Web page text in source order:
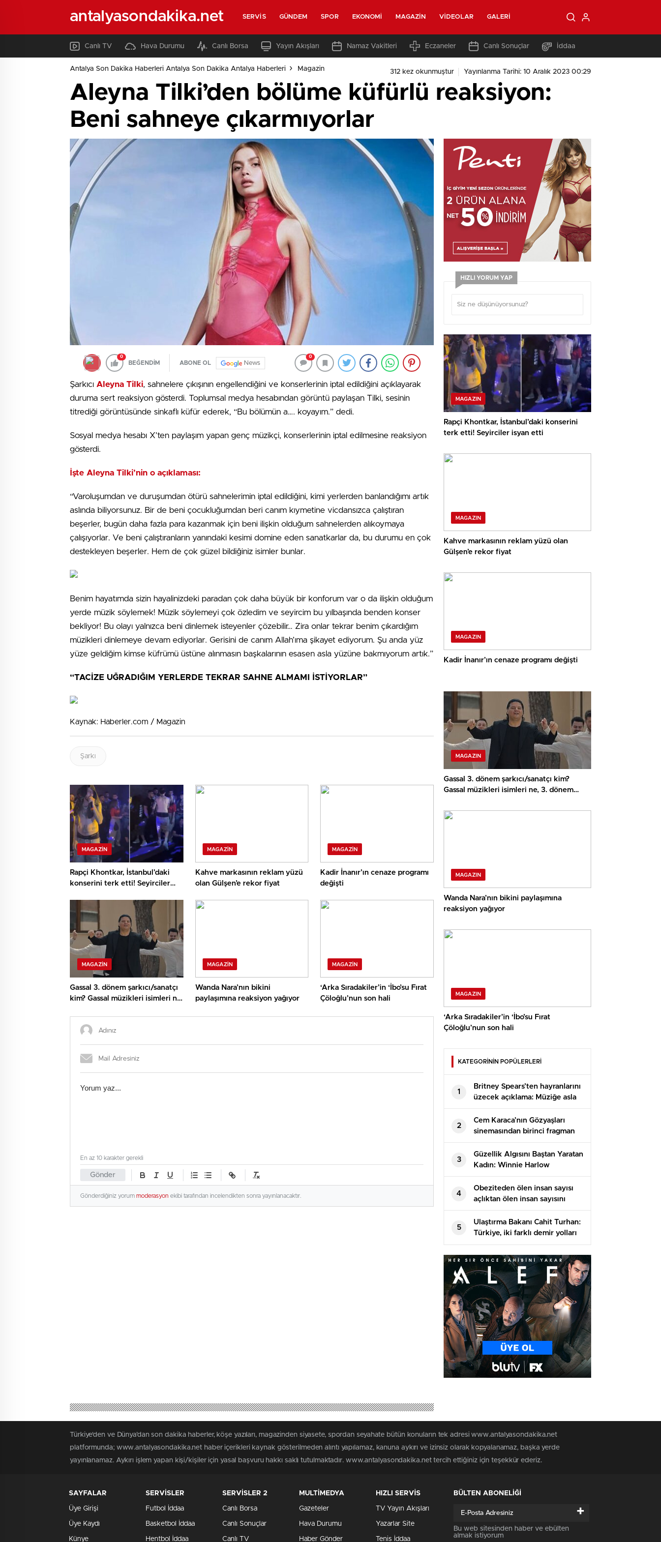
antalyasondakika.net SERVIS GÜNDEM SPOR EKONOMI MAGAZIN VIDEOLAR GALERI
Canlı TV Hava Durumu Canlı Borsa Yayın Akışları Namaz Vakitleri Eczaneler Canlı Sonuçlar İddaa
Antalya Son Dakika Haberleri Antalya Son Dakika Antalya Haberleri Magazin 312 kez okunmuştur Yayınlanma Tarihi: 10 Aralık 2023 00:29
Aleyna Tilki’den bölüme küfürlü reaksiyon:
Beni sahneye çıkarmıyorlar
0
BEĞENDİM ABONE OL News
0
Şarkıcı Aleyna Tilki, sahnelere çıkışının engellendiğini ve konserlerinin iptal edildiğini açıklayarak
duruma sert reaksiyon gösterdi. Toplumsal medya hesabından görüntü paylaşan Tilki, sesinin
titrediği görüntüsünde sinkaflı küfür ederek, “Bu bölümün a…. koyayım.” dedi.
Sosyal medya hesabı X’ten paylaşım yapan genç müzikçi, konserlerinin iptal edilmesine reaksiyon
gösterdi.
İşte Aleyna Tilki’nin o açıklaması:
“Varoluşumdan ve duruşumdan ötürü sahnelerimin iptal edildiğini, kimi yerlerden banlandığımı artık
aslında biliyorsunuz. Bir de beni çocukluğumdan beri canım kıymetine vicdansızca çalıştıran
beşerler, bugün daha fazla para kazanmak için beni ilişkin olduğum sahnelerden alıkoymaya
çalışıyorlar. Ve beni çalıştıranların yanındaki kesimi domine eden sanatkarlar da, bu durumu en çok
destekleyen beşerler. Hem de çok güzel bildiğiniz isimler bunlar.
Benim hayatımda sizin hayalinizdeki paradan çok daha büyük bir konforum var o da ilişkin olduğum
yerde müzik söylemek! Müzik söylemeyi çok özledim ve seyircim bu yılbaşında benden konser
bekliyor! Bu olayı yalnızca beni dinlemek isteyenler çözebilir… Zira onlar tekrar benim çıkardığım
müzikleri dinlemeye devam ediyorlar. Gerisini de canım Allah’ıma şikayet ediyorum. Şu anda yüz
yüze geldiğim kimse küfrümü üstüne alınmasın başkalarının esasen asla yüzüne bakmıyorum artık.”
“TACİZE UĞRADIĞIM YERLERDE TEKRAR SAHNE ALMAMI İSTİYORLAR”
Kaynak: Haberler.com / Magazin
Şarkı
MAGAZIN
Rapçi Khontkar, İstanbul’daki
konserini terk etti! Seyirciler
MAGAZIN
Kahve markasının reklam yüzü
olan Gülşen’e rekor fiyat
MAGAZIN
Kadir İnanır’ın cenaze programı
değişti
MAGAZIN
Gassal 3. dönem şarkıcı/sanatçı
kim? Gassal müzikleri isimleri ne,
MAGAZIN
Wanda Nara’nın bikini
paylaşımına reaksiyon yağıyor
MAGAZIN
‘Arka Sıradakiler’in ‘İbo’su Fırat
Çöloğlu’nun son hali
Gönder
En az 10 karakter gerekli
Gönderdiğiniz yorum moderasyon ekibi tarafından incelendikten sonra yayınlanacaktır.
HIZLI YORUM YAP
MAGAZIN
Rapçi Khontkar, İstanbul’daki konserini
terk etti! Seyirciler isyan etti
MAGAZIN
Kahve markasının reklam yüzü olan
Gülşen’e rekor fiyat
MAGAZIN
Kadir İnanır’ın cenaze programı değişti
MAGAZIN
Gassal 3. dönem şarkıcı/sanatçı kim?
Gassal müzikleri isimleri ne, 3. dönem
MAGAZIN
Wanda Nara’nın bikini paylaşımına
reaksiyon yağıyor
MAGAZIN
‘Arka Sıradakiler’in ‘İbo’su Fırat
Çöloğlu’nun son hali
KATEGORİNİN POPÜLERLERİ
1
Britney Spears’ten hayranlarını
üzecek açıklama: Müziğe asla
geri dönmeyeceğim
2
Cem Karaca’nın Gözyaşları
sinemasından birinci fragman
geldi! İsmail Hacıoğlu’nun
oyunculuğuna övgü yağdı
3
Güzellik Algısını Baştan Yaratan
Kadın: Winnie Harlow
4
Obeziteden ölen insan sayısı
açlıktan ölen insan sayısını
geçti
5
Ulaştırma Bakanı Cahit Turhan:
Türkiye, iki farklı demir yolları
İle AB’ye bağlanacağını açıkladı
Türkiye'den ve Dünya’dan son dakika haberler, köşe yazıları, magazinden siyasete, spordan seyahate bütün konuların tek adresi www.antalyasondakika.net
platformunda; www.antalyasondakika.net haber içerikleri kaynak gösterilmeden alıntı yapılamaz, kanuna aykırı ve izinsiz olarak kopyalanamaz, başka yerde
yayınlanamaz. Aykırı işlem yapan kişi/kişiler için yasal başvuru hakkı saklı tutulmaktadır. www.antalyasondakika.net tercih ettiğiniz için teşekkür ederiz.
SAYFALAR
Üye Girişi
Üye Kaydı
Künye
SERVİSLER
Futbol İddaa
Basketbol İddaa
Hentbol İddaa
SERVİSLER 2
Canlı Borsa
Canlı Sonuçlar
Canlı TV
MULTİMEDYA
Gazeteler
Hava Durumu
Haber Gönder
HIZLI SERVİS
TV Yayın Akışları
Yazarlar Site
Tenis İddaa
BÜLTEN ABONELİĞİ
+
Bu web sitesinden haber ve ebülten
almak istiyorum